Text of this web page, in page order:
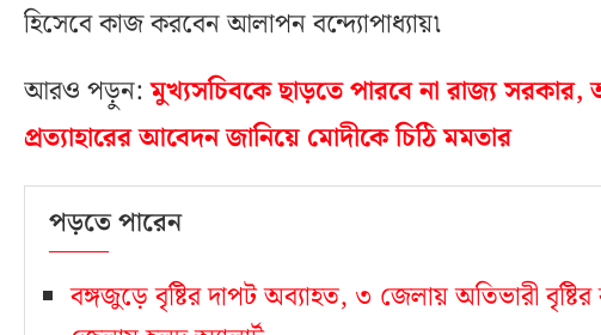
হিসেবে কাজ করবেন আলাপন বন্দ্যোপাধ্যায়৷
আরও পড়ুন:মুখ্যসচিবকে ছাড়তে পারবে না রাজ্য সরকার,
প্রত্যাহারের আবেদন জানিয়ে মোদীকে চিঠি মমতার
পড়তে পারেন
বঙ্গজুড়ে বৃষ্টির দাপট অব্যাহত, ৩ জেলায় অতিভারী